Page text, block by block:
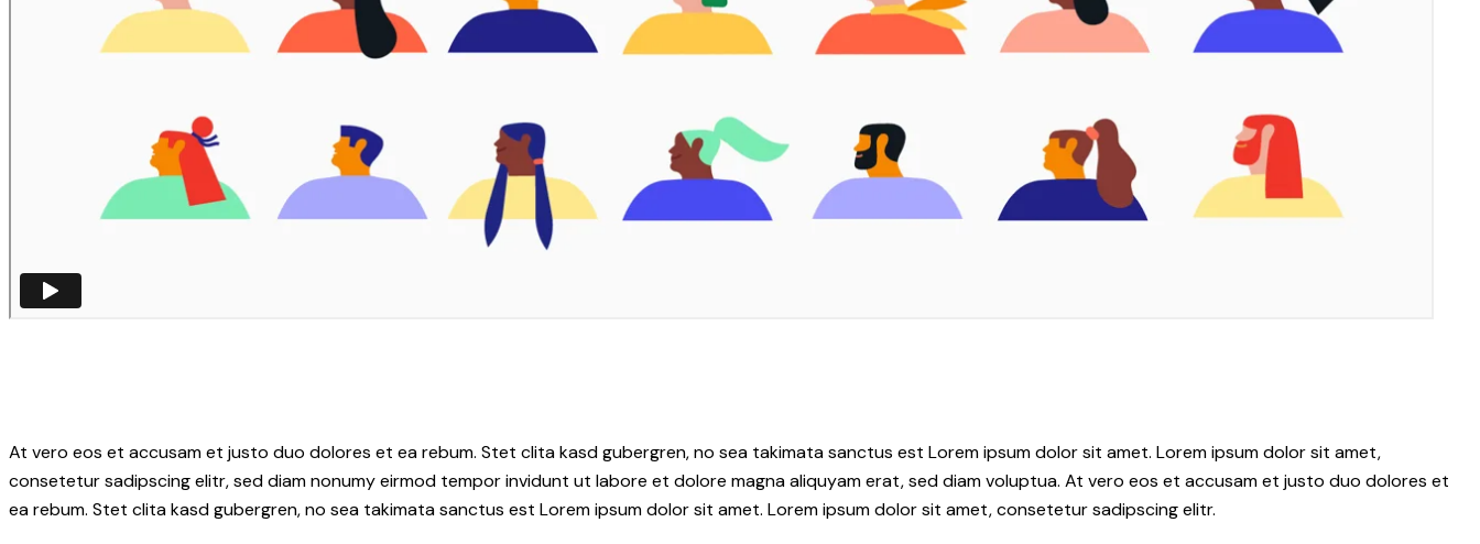
At vero eos et accusam et justo duo dolores et ea rebum. Stet clita kasd gubergren, no sea takimata sanctus est Lorem ipsum dolor sit amet. Lorem ipsum dolor sit amet,
consetetur sadipscing elitr, sed diam nonumy eirmod tempor invidunt ut labore et dolore magna aliquyam erat, sed diam voluptua. At vero eos et accusam et justo duo dolores et
ea rebum. Stet clita kasd gubergren, no sea takimata sanctus est Lorem ipsum dolor sit amet. Lorem ipsum dolor sit amet, consetetur sadipscing elitr.